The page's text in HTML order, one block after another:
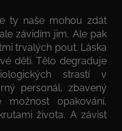
ty naše mohou zdát
závidím jim. Ale pak
trvalých pout. Láska
děti. Tělo degraduje
strastí v
personál, zbavený
možnost opakování,
života. A závist